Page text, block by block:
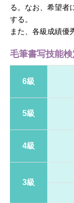
る。なお、希望者
する。
また、各級成績優
毛筆書写技能
6級
5級
4級
3級